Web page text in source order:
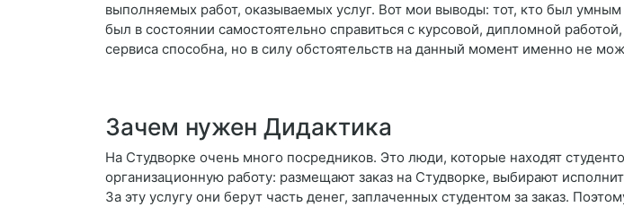
выполняемых работ, оказываемых услуг. Вот мои выводы: тот, кто был
был в состоянии самостоятельно справиться с курсовой, дипломной
сервиса способна, но в силу обстоятельств на данный момент именно не
Зачем нужен Дидактика
На Студворке очень много посредников. Это люди, которые находят
организационную работу: размещают заказ на Студворке, выбирают
За эту услугу они берут часть денег, заплаченных студентом за заказ.